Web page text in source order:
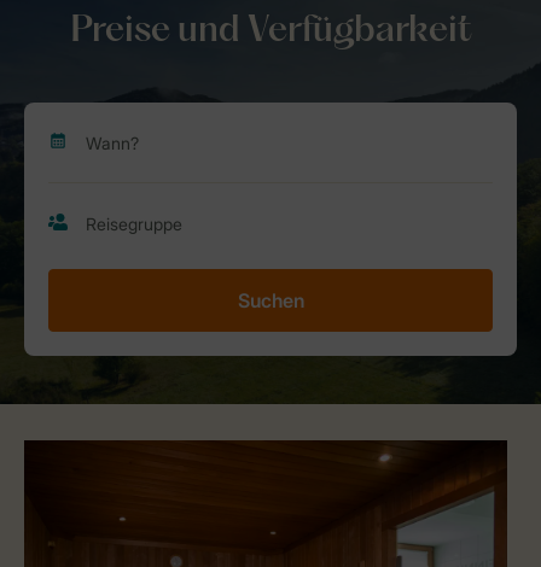
Preise und Verfügbarkeit
Suchen